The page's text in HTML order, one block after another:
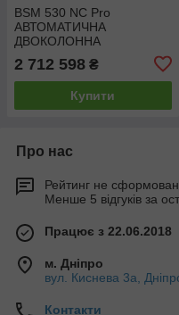
BSM 530 NC Pro
АВТОМАТИЧНА
ДВОКОЛОННА
Bernardo
2 712 598 ₴
Купити
Про нас
Рейтинг не
Менше 5 відгуків за
Працює з 22.06.2018
м. Дніпро
вул. Киснева 3а,
Контакти